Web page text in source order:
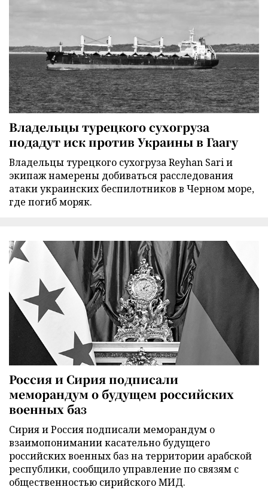
Владельцы турецкого сухогруза
подадут иск против Украины в Гаагу
Владельцы турецкого сухогруза Reyhan Sari и
экипаж намерены добиваться расследования
атаки украинских беспилотников в Черном море,
где погиб моряк.
Россия и Сирия подписали
меморандум о будущем российских
военных баз
Сирия и Россия подписали меморандум о
взаимопонимании касательно будущего
российских военных баз на территории арабской
республики, сообщило управление по связям с
общественностью сирийского МИД.